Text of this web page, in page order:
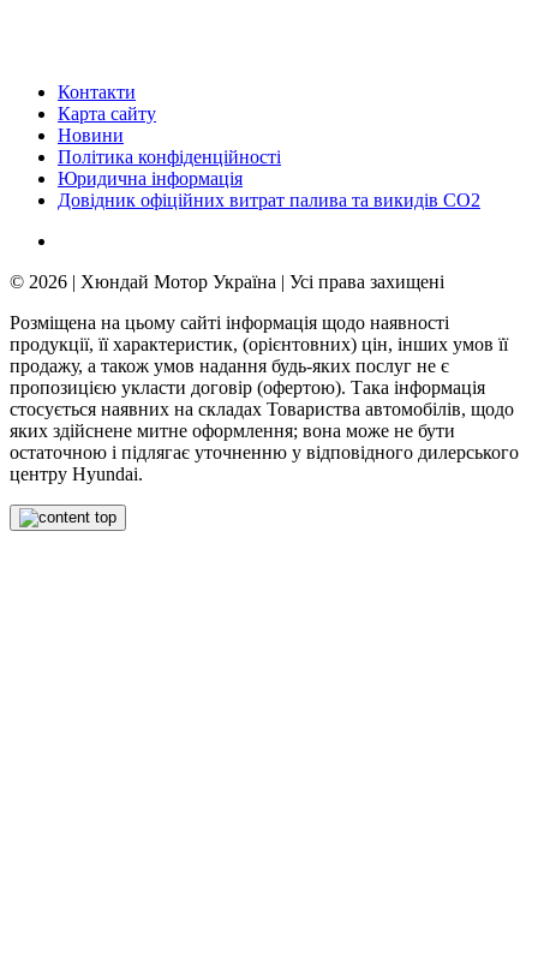
Контакти
Карта сайту
Новини
Політика конфіденційності
Юридична інформація
Довідник офіційних витрат палива та викидів СО2
© 2026 | Хюндай Мотор Україна | Усі права захищені
Розміщена на цьому сайті інформація щодо наявності
продукції, її характеристик, (орієнтовних) цін, інших умов її
продажу, а також умов надання будь-яких послуг не є
пропозицією укласти договір (офертою). Така інформація
стосується наявних на складах Товариства автомобілів, щодо
яких здійснене митне оформлення; вона може не бути
остаточною і підлягає уточненню у відповідного дилерського
центру Hyundai.